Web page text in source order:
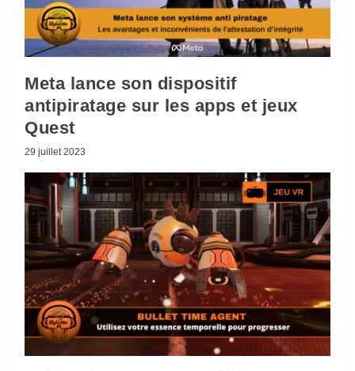
Meta lance son dispositif
antipiratage sur les apps et jeux
Quest
29 juillet 2023